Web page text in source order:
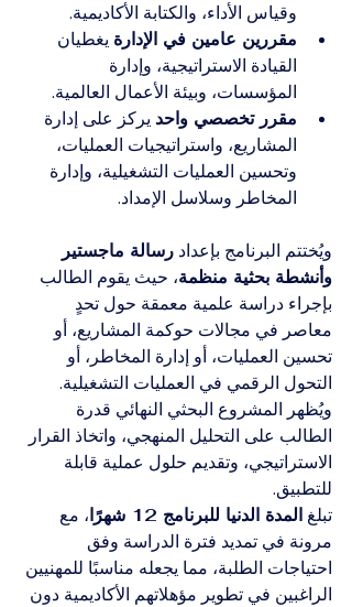
وقياس الأداء، والكتابة الأكاديمية.
مقررين عامين في الإدارة يغطيان
القيادة الاستراتيجية، وإدارة
المؤسسات، وبيئة الأعمال العالمية.
مقرر تخصصي واحد يركز على إدارة
المشاريع، واستراتيجيات العمليات،
وتحسين العمليات التشغيلية، وإدارة
المخاطر وسلاسل الإمداد.
ويُختتم البرنامج بإعداد رسالة ماجستير
وأنشطة بحثية منظمة، حيث يقوم الطالب
بإجراء دراسة علمية معمقة حول تحدٍ
معاصر في مجالات حوكمة المشاريع، أو
تحسين العمليات، أو إدارة المخاطر، أو
التحول الرقمي في العمليات التشغيلية.
ويُظهر المشروع البحثي النهائي قدرة
الطالب على التحليل المنهجي، واتخاذ القرار
الاستراتيجي، وتقديم حلول عملية قابلة
للتطبيق.
تبلغ المدة الدنيا للبرنامج 12 شهرًا
، مع
مرونة في تمديد فترة الدراسة وفق
احتياجات الطلبة، مما يجعله مناسبًا للمهنيين
الراغبين في تطوير مؤهلاتهم الأكاديمية دون